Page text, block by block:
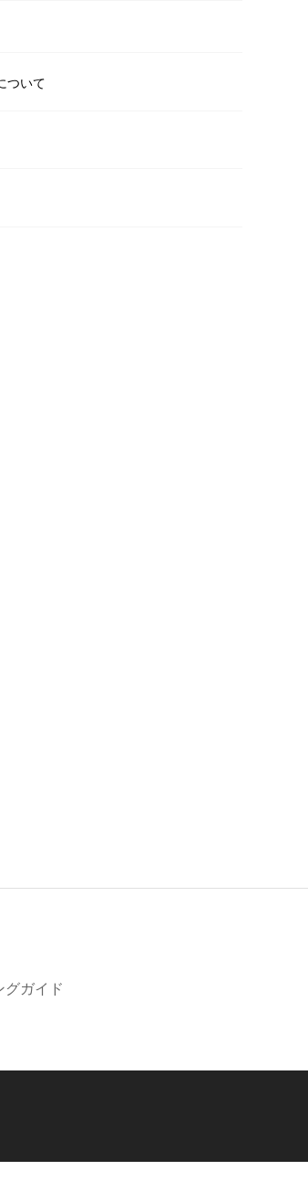
ついて
グガイド